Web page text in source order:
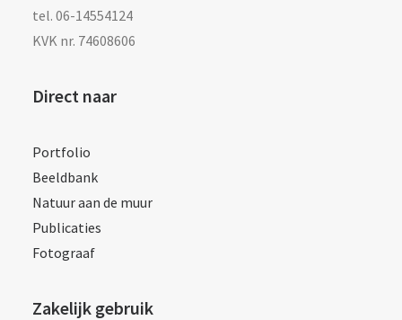
tel. 06-14554124
KVK nr. 74608606
Direct naar
Portfolio
Beeldbank
Natuur aan de muur
Publicaties
Fotograaf
Zakelijk gebruik